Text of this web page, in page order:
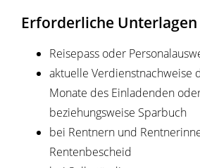
Erforderliche Unterlagen
Reisepass oder
aktuelle Verdienstnachweise
Monate des Einladenden
beziehungsweise Sparbuch
bei Rentnern und
Rentenbescheid